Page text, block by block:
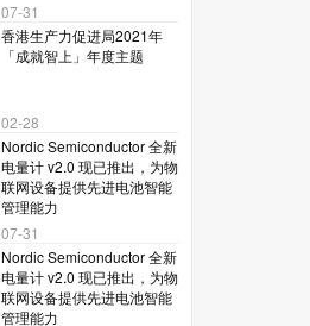
07-31
香港生产力促进局2021年
「成就智上」年度主题
02-28
Nordic Semiconductor 全新
电量计 v2.0 现已推出，为物
联网设备提供先进电池智能
管理能力
07-31
Nordic Semiconductor 全新
电量计 v2.0 现已推出，为物
联网设备提供先进电池智能
管理能力